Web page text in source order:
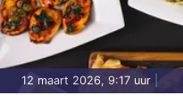
12 maart 2026, 9:17 uur